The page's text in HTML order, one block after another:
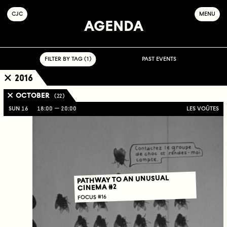
COLLECTIF
JEUNE
C INÉMA MENU
AGENDA
FILTER BY TAG ( 1 ) PAST EVENTS
2016
OCTOBER
( 22 )
SUN 16
18:00 20:00 LES VOÛTES
PATHWAY TO AN UNUSUAL
CINEMA #2
FOCUS #16